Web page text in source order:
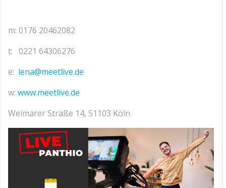
m: 0176 20462082
t: 0221 64306276
e: lena@meetlive.de
w: www.meetlive.de
Weimarer Straße 14, 51103 Köln